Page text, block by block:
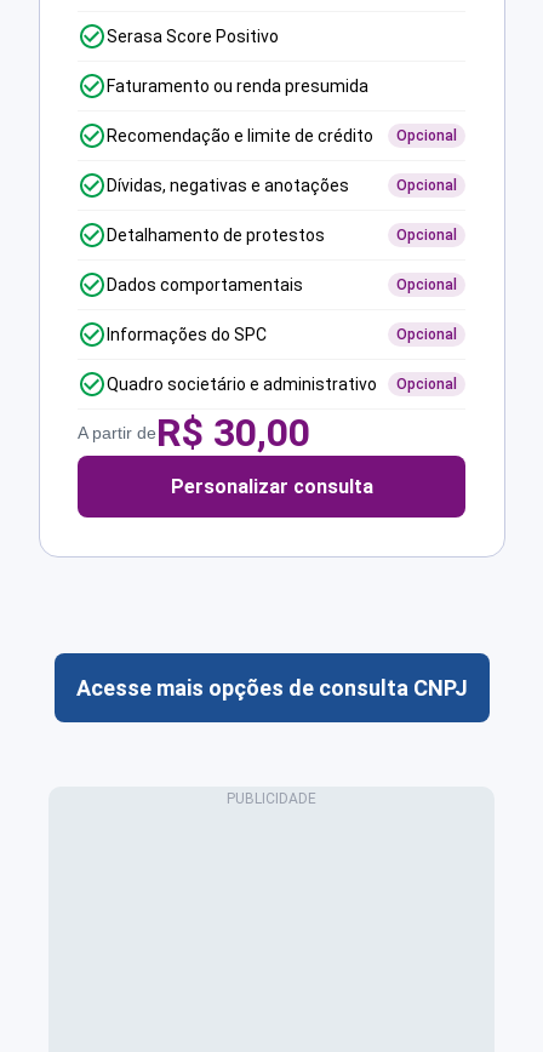
Serasa Score Positivo
Faturamento ou renda presumida
Recomendação e limite de crédito Opcional
Dívidas, negativas e anotações Opcional
Detalhamento de protestos Opcional
Dados comportamentais Opcional
Informações do SPC Opcional
Quadro societário e administrativo Opcional
A partir deR$ 30,00
Personalizar consulta
Acesse mais opções de consulta CNPJ